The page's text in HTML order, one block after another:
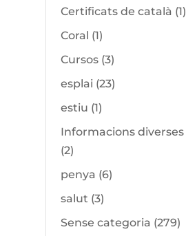
Certificats de català (1)
Coral (1)
Cursos (3)
esplai (23)
estiu (1)
Informacions diverses
(2)
penya (6)
salut (3)
Sense categoria (279)